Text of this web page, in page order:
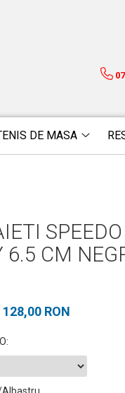
DE MASA
6.5 CM
128,00 RON
: